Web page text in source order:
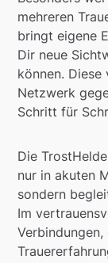
mehreren
bringt eigene
Dir neue
können.
Netzwerk
Schritt für
Die
nur in akuten
sondern
Im